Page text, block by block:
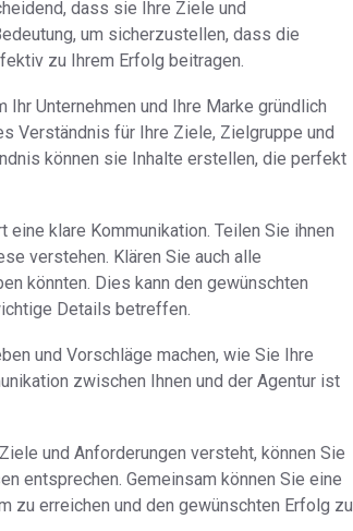
dass sie Ihre Ziele und
um sicherzustellen, dass die
zu Ihrem Erfolg beitragen.
Unternehmen und Ihre Marke gründlich
Verständnis für Ihre Ziele, Zielgruppe und
können sie Inhalte erstellen, die perfekt
klare Kommunikation. Teilen Sie ihnen
verstehen. Klären Sie auch alle
könnten. Dies kann den gewünschten
Details betreffen.
und Vorschläge machen, wie Sie Ihre
zwischen Ihnen und der Agentur ist
und Anforderungen versteht, können Sie
entsprechen. Gemeinsam können Sie eine
zu erreichen und den gewünschten Erfolg zu